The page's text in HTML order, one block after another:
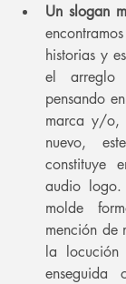
Un slogan
historias y
el arreglo
pensando
marca y/o,
nuevo,
constituye
audio logo.
molde
mención de
la
enseguida